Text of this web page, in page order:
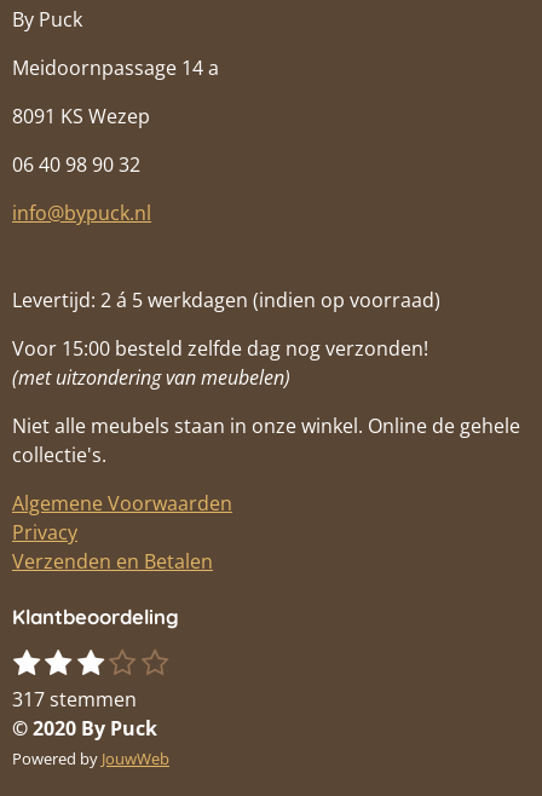
By Puck
Meidoornpassage 14 a
8091 KS Wezep
06 40 98 90 32
info@bypuck.nl
Levertijd: 2 á 5 werkdagen (indien op voorraad)
Voor 15:00 besteld zelfde dag nog verzonden!
(met uitzondering van meubelen)
Niet alle meubels staan in onze winkel. Online de gehele
collectie's.
Algemene Voorwaarden
Privacy
Verzenden en Betalen
Klantbeoordeling
R
a
t
i
1
s
t
e
r
2
s
t
e
r
3
s
t
e
r
4
s
t
e
r
5
t
e
r
S
m
317 stemmen
© 2020 By Puck
Powered by JouwWeb